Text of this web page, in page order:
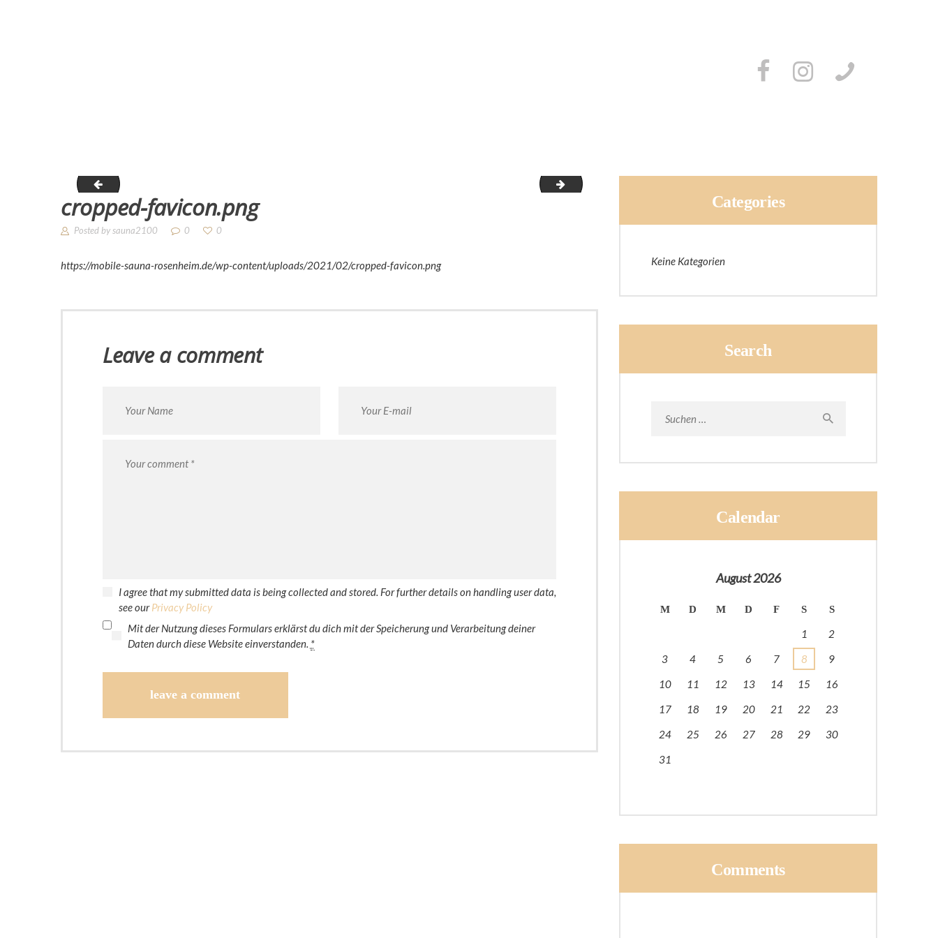
Über uns
Kontakt
favicon slider_logo
cropped-favicon.png
Posted bysauna2100 0 0
https://mobile-sauna-rosenheim.de/wp-content/uploads/2021/02/cropped-favicon.png
Leave a comment
I agree that my submitted data is being collected and stored. For further details on handling user data,
see ourPrivacy Policy
Mit der Nutzung dieses Formulars erklärst du dich mit der Speicherung und Verarbeitung deiner
Daten durch diese Website einverstanden. *
Categories
Keine Kategorien
Search
nach:
Calendar
August 2026
M D M D F S S
1
2
3
4 5 6 7 8
9
10
11 12 13 14 15
16
17
18 19 20 21 22
23
24
25 26 27 28 29
30
31
Comments